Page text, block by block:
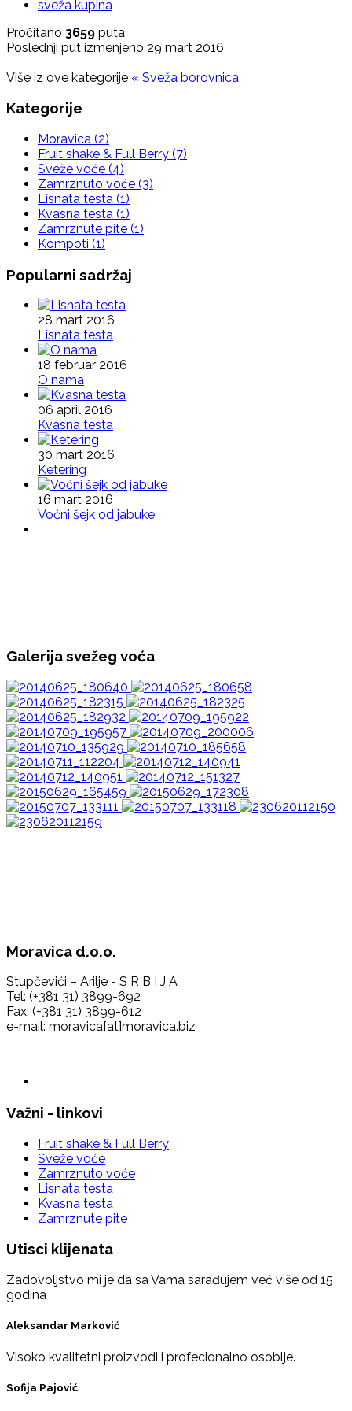
sveža kupina
Pročitano 3659 puta
Poslednji put izmenjeno 29 mart 2016
Više iz ove kategorije « Sveža borovnica
Kategorije
Moravica (2)
Fruit shake & Full Berry (7)
Sveže voće (4)
Zamrznuto voće (3)
Lisnata testa (1)
Kvasna testa (1)
Zamrznute pite (1)
Kompoti (1)
Popularni sadržaj
28 mart 2016
Lisnata testa
18 februar 2016
O nama
06 april 2016
Kvasna testa
30 mart 2016
Ketering
16 mart 2016
Voćni šejk od jabuke
Galerija svežeg voća
Moravica d.o.o.
Stupčevići – Arilje - S R B I J A
Tel: (+381 31) 3899-692
Fax: (+381 31) 3899-612
e-mail: moravica[at]moravica.biz
Važni - linkovi
Fruit shake & Full Berry
Sveže voće
Zamrznuto voće
Lisnata testa
Kvasna testa
Zamrznute pite
Utisci klijenata
Zadovoljstvo mi je da sa Vama sarađujem već više od 15
godina
Aleksandar Marković
Visoko kvalitetni proizvodi i profecionalno osoblje.
Sofija Pajović